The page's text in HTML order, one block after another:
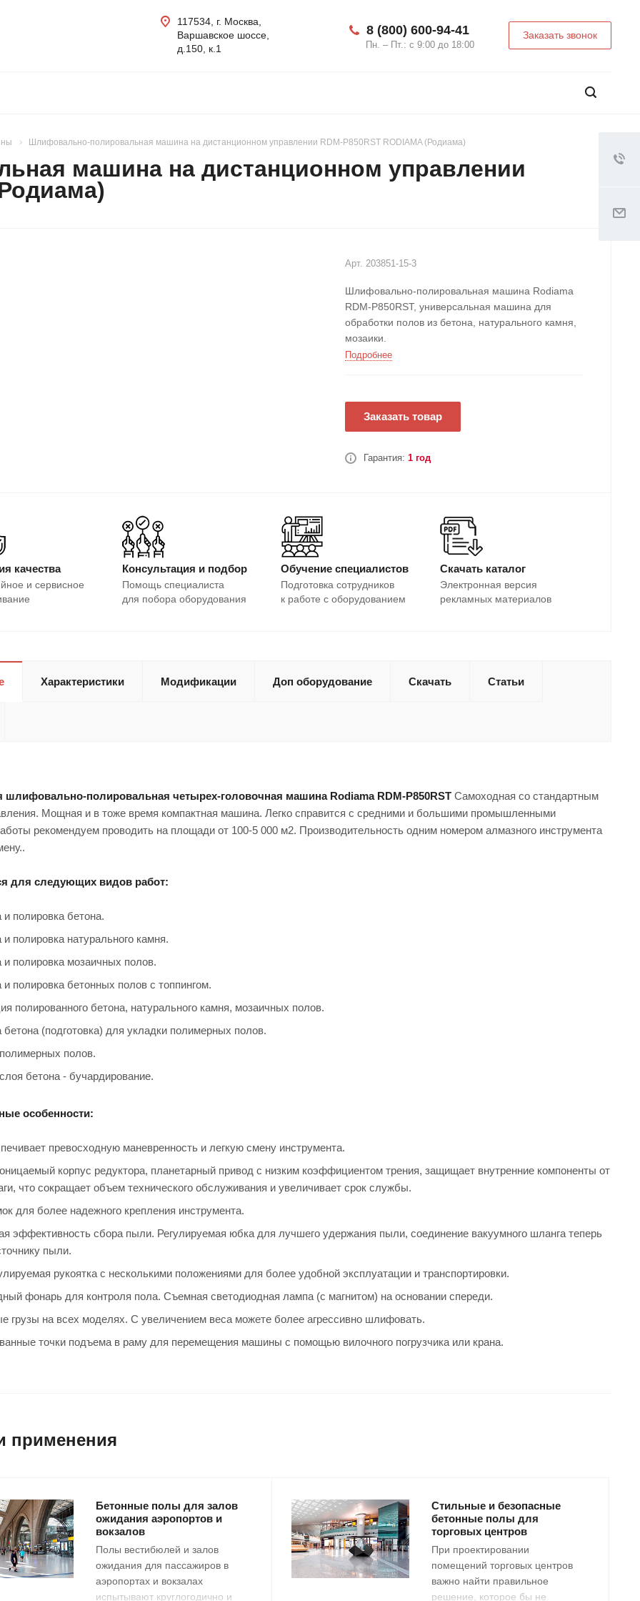
8 (800) 600-94-41
Пн. – Пт.: с 9:00 до 18:00
Заказать звонок
117534, г. Москва,
Варшавское шоссе,
д.150, к.1
Шлифовально-полировальная машина на дистанционном управлении RDM-P850RST RODIAMA (Родиама)
машина на дистанционном управлении
Арт. 203851-15-3
Шлифовально-полировальная машина Rodiama
RDM-P850RST, универсальная машина для
обработки полов из бетона, натурального камня,
мозаики.
Подробнее
Заказать товар
Гарантия: 1 год
качества
и сервисное
Консультация и подбор
Помощь специалиста
для побора оборудования
Обучение специалистов
Подготовка сотрудников
к работе с оборудованием
Скачать каталог
Электронная версия
рекламных материалов
Характеристики Модификации Доп оборудование Скачать Статьи
шлифовально-полировальная четырех-головочная машина Rodiama RDM-P850RST Самоходная со стандартным
Мощная и в тоже время компактная машина. Легко справится с средними и большими промышленными
рекомендуем проводить на площади от 100-5 000 м2. Производительность одним номером алмазного инструмента
для следующих видов работ:
полировка бетона.
полировка натурального камня.
полировка мозаичных полов.
полировка бетонных полов с топпингом.
полированного бетона, натурального камня, мозаичных полов.
(подготовка) для укладки полимерных полов.
полов.
бетона - бучардирование.
особенности:
превосходную маневренность и легкую смену инструмента.
корпус редуктора, планетарный привод с низким коэффициентом трения, защищает внутренние компоненты от
что сокращает объем технического обслуживания и увеличивает срок службы.
для более надежного крепления инструмента.
эффективность сбора пыли. Регулируемая юбка для лучшего удержания пыли, соединение вакуумного шланга теперь
пыли.
рукоятка с несколькими положениями для более удобной эксплуатации и транспортировки.
фонарь для контроля пола. Съемная светодиодная лампа (с магнитом) на основании спереди.
грузы на всех моделях. С увеличением веса можете более агрессивно шлифовать.
точки подъема в раму для перемещения машины с помощью вилочного погрузчика или крана.
применения
Бетонные полы для залов
ожидания аэропортов и
вокзалов
Полы вестибюлей и залов
ожидания для пассажиров в
аэропортах и вокзалах
испытывают круглогодично и
Стильные и безопасные
бетонные полы для
торговых центров
При проектировании
помещений торговых центров
важно найти правильное
решение, которое бы не